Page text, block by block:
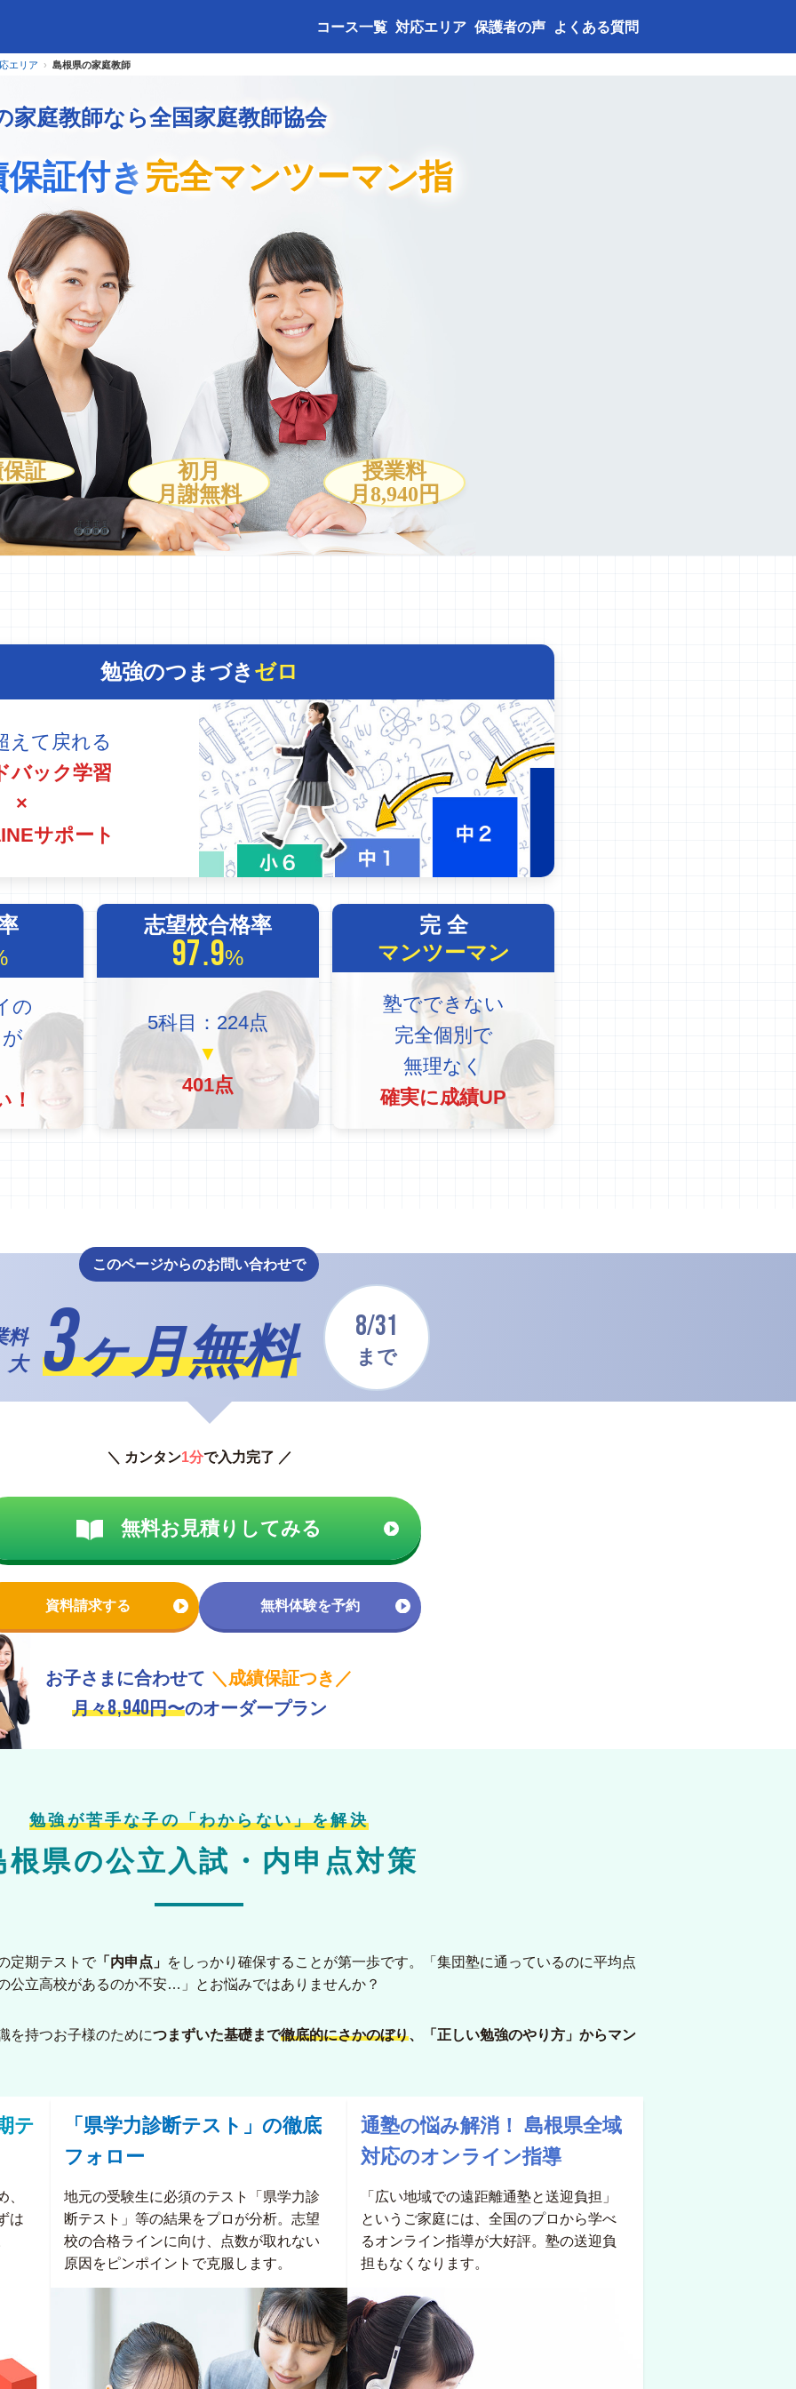
コース一覧 対応エリア 保護者の声 よくある質問
エリア 島根県の家庭教師
家庭教師なら全国家庭教師協会
証付き 完全マンツーマン指
証
初月
月謝無料
授業料
月8,940円
勉強のつまづき ゼロ
えて戻れる
バック学習
×
サポート
の
！
志望校合格率
97.9%
5科目：224点
▼
401点
完 全
マンツーマン
塾でできない
完全個別で
無理なく
確実に成績UP
このページからのお問い合わせで
料
3ヶ月無料 8/31
まで
＼ カンタン1分で入力完了 ／
無料お見積りしてみる
資料請求する 無料体験を予約
お子さまに合わせて ＼成績保証つき／
月々8,940円〜のオーダープラン
勉強が苦手な子の「わからない」を解決
根県の公立入試・内申点対策
定期テストで「内申点」 をしっかり確保することが第一歩です。「集団塾に通っているのに平均点
公立高校があるのか不安…」とお悩みではありませんか？
を持つお子様のためにつまずいた基礎まで徹底的にさかのぼり、「正しい勉強のやり方」からマン
テ
、
は
「県学力診断テスト」の徹底
フォロー
地元の受験生に必須のテスト「県学力診
断テスト」等の結果をプロが分析。志望
校の合格ラインに向け、点数が取れない
原因をピンポイントで克服します。
通塾の悩み解消！ 島根県全域
対応のオンライン指導
「広い地域での遠距離通塾と送迎負担」
というご家庭には、全国のプロから学べ
るオンライン指導が大好評。塾の送迎負
担もなくなります。